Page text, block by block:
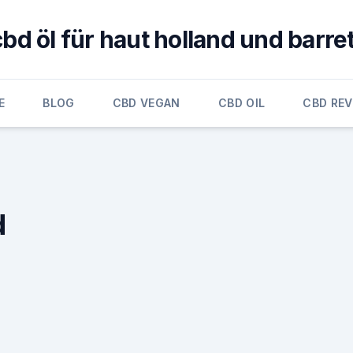
öl für haut holland und
BLOG CBD VEGAN CBD OIL CBD